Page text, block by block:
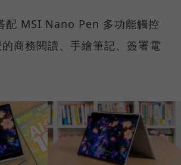
配 MSI Nano Pen 多功能觸控
商務閱讀、手繪筆記、簽署電